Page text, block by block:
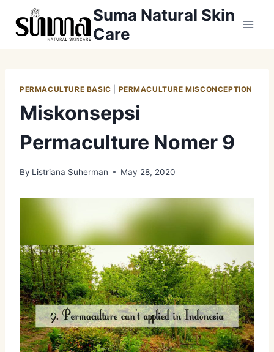
Suma Natural Skin
Care
PERMACULTURE BASIC PERMACULTURE MISCONCEPTION
Miskonsepsi
Permaculture Nomer 9
By Listriana Suherman May 28, 2020